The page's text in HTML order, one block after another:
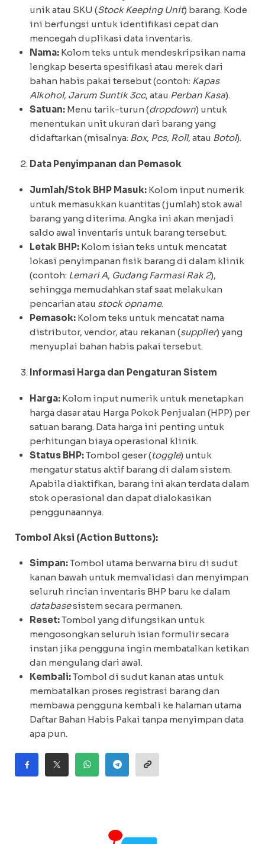
unik atau SKU (Stock Keeping Unit) barang. Kode
ini berfungsi untuk identifikasi cepat dan
mencegah duplikasi data inventaris.
Nama: Kolom teks untuk mendeskripsikan nama
lengkap beserta spesifikasi atau merek dari
bahan habis pakai tersebut (contoh: Kapas
Alkohol, Jarum Suntik 3cc, atau Perban Kasa).
Satuan: Menu tarik-turun (dropdown) untuk
menentukan unit ukuran dari barang yang
didaftarkan (misalnya: Box, Pcs, Roll, atau Botol).
Data Penyimpanan dan Pemasok
Jumlah/Stok BHP Masuk: Kolom input numerik
untuk memasukkan kuantitas (jumlah) stok awal
barang yang diterima. Angka ini akan menjadi
saldo awal inventaris untuk barang tersebut.
Letak BHP: Kolom isian teks untuk mencatat
lokasi penyimpanan fisik barang di dalam klinik
(contoh: Lemari A, Gudang Farmasi Rak 2),
sehingga memudahkan staf saat melakukan
pencarian atau stock opname.
Pemasok: Kolom teks untuk mencatat nama
distributor, vendor, atau rekanan (supplier) yang
menyuplai bahan habis pakai tersebut.
Informasi Harga dan Pengaturan Sistem
Harga: Kolom input numerik untuk menetapkan
harga dasar atau Harga Pokok Penjualan (HPP) per
satuan barang. Data harga ini penting untuk
perhitungan biaya operasional klinik.
Status BHP:Tombol geser (toggle) untuk
mengatur status aktif barang di dalam sistem.
Apabila diaktifkan, barang ini akan terdata dalam
stok operasional dan dapat dialokasikan
penggunaannya.
Tombol Aksi (Action Buttons):
Simpan:Tombol utama berwarna biru di sudut
kanan bawah untuk memvalidasi dan menyimpan
seluruh rincian inventaris BHP baru ke dalam
databasesistem secara permanen.
Reset:Tombol yang difungsikan untuk
mengosongkan seluruh isian formulir secara
instan jika pengguna ingin membatalkan ketikan
dan mengulang dari awal.
Kembali:Tombol di sudut kanan atas untuk
membatalkan proses registrasi barang dan
membawa pengguna kembali ke halaman utama
Daftar Bahan Habis Pakai tanpa menyimpan data
apa pun.